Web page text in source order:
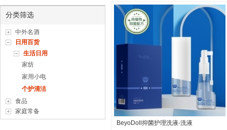
分类筛选
中外名酒
日用百货
生活日用
家纺
家用小电
个护清洁
食品
家庭常备
BeyoDoll抑菌护理洗液-洗液